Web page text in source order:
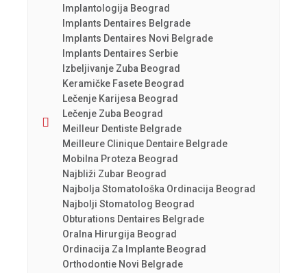
Implantologija Beograd
Implants Dentaires Belgrade
Implants Dentaires Novi Belgrade
Implants Dentaires Serbie
Izbeljivanje Zuba Beograd
Keramičke Fasete Beograd
Lečenje Karijesa Beograd
Lečenje Zuba Beograd
Meilleur Dentiste Belgrade
Meilleure Clinique Dentaire Belgrade
Mobilna Proteza Beograd
Najbliži Zubar Beograd
Najbolja Stomatološka Ordinacija Beograd
Najbolji Stomatolog Beograd
Obturations Dentaires Belgrade
Oralna Hirurgija Beograd
Ordinacija Za Implante Beograd
Orthodontie Novi Belgrade